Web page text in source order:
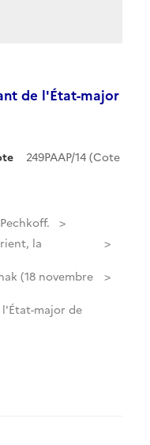
de l'État-major
249PAAP/14 (Cote
la
(18 novembre
major de